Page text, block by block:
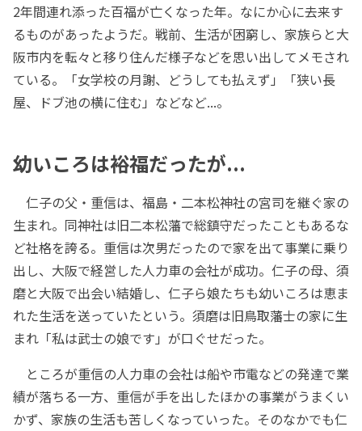
2年間連れ添った百福が亡くなった年。なにか心に去来す
るものがあったようだ。戦前、生活が困窮し、家族らと大
阪市内を転々と移り住んだ様子などを思い出してメモされ
ている。「女学校の月謝、どうしても払えず」「狭い長
屋、ドブ池の横に住む」などなど...。
幼いころは裕福だったが...
仁子の父・重信は、福島・二本松神社の宮司を継ぐ家の
生まれ。同神社は旧二本松藩で総鎮守だったこともあるな
ど社格を誇る。重信は次男だったので家を出て事業に乗り
出し、大阪で経営した人力車の会社が成功。仁子の母、須
磨と大阪で出会い結婚し、仁子ら娘たちも幼いころは恵ま
れた生活を送っていたという。須磨は旧鳥取藩士の家に生
まれ「私は武士の娘です」が口ぐせだった。
ところが重信の人力車の会社は船や市電などの発達で業
績が落ちる一方、重信が手を出したほかの事業がうまくい
かず、家族の生活も苦しくなっていった。そのなかでも仁